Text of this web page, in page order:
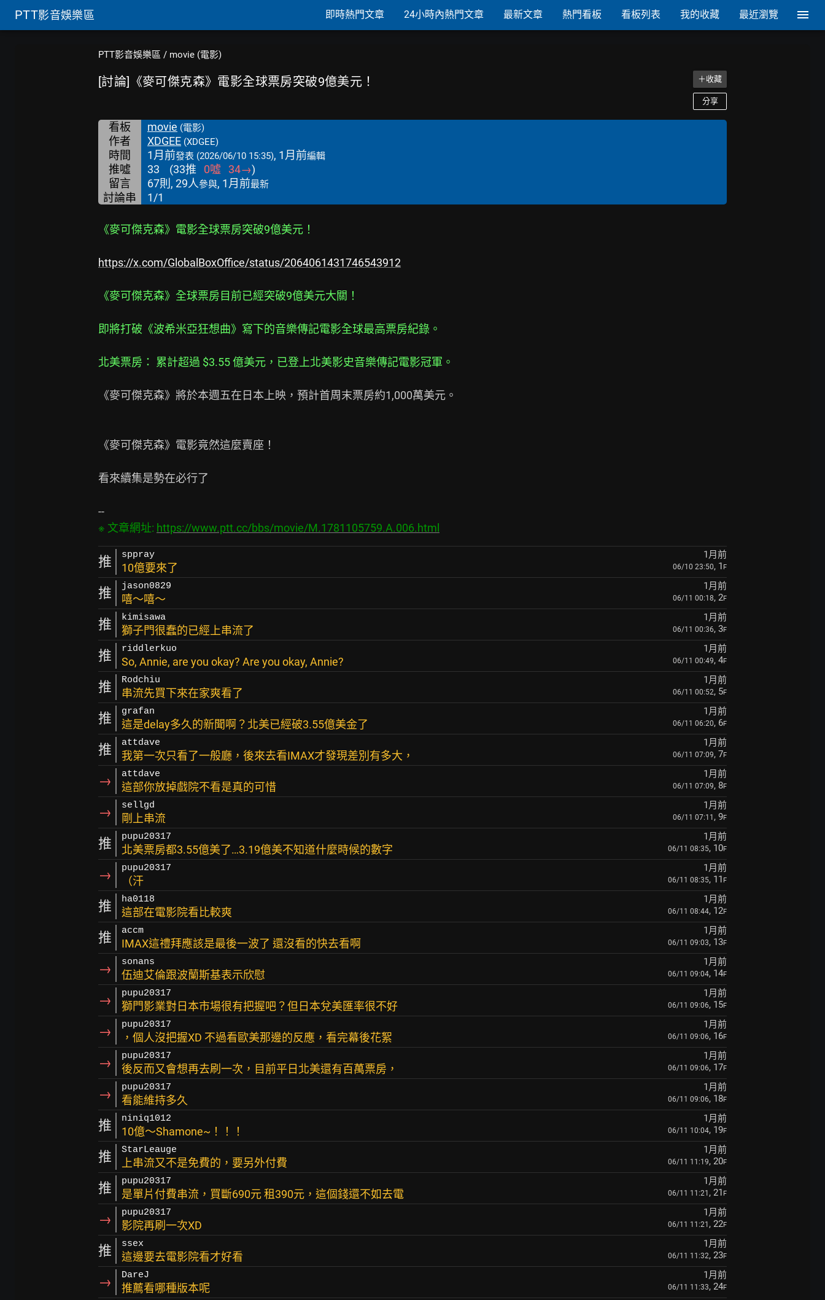
PTT影音娛樂區 即時熱門文章 24小時內熱門文章 最新文章 熱門看板 看板列表 我的收藏 最近瀏覽
PTT影音娛樂區 / movie (電影)
[討論]《麥可傑克森》電影全球票房突破9億美元！ ＋收藏
分享
看板 movie (電影)
作者 XDGEE (XDGEE)
時間 1月前發表 (2026/06/10 15:35), 1月前編輯
推噓 33 (33推 0噓 34→)
留言
67則, 29人參與, 1月前最新
討論串 1/1
《麥可傑克森》電影全球票房突破9億美元！
https://x.com/GlobalBoxOffice/status/2064061431746543912
《麥可傑克森》全球票房目前已經突破9億美元大關！
即將打破《波希米亞狂想曲》寫下的音樂傳記電影全球最高票房紀錄。
北美票房： 累計超過 $3.55 億美元，已登上北美影史音樂傳記電影冠軍。
《麥可傑克森》將於本週五在日本上映，預計首周末票房約1,000萬美元。
《麥可傑克森》電影竟然這麼賣座！
看來續集是勢在必行了
※ 文章網址: https://www.ptt.cc/bbs/movie/M.1781105759.A.006.html
推 sppray 1月前
10億要來了 06/10 23:50, 1 F
推 jason0829 1月前
嘻～嘻～ 06/11 00:18, 2F
推 kimisawa 1月前
獅子門很蠢的已經上串流了 06/11 00:36, 3F
推 riddlerkuo 1月前
So, Annie, are you okay? Are you okay, Annie? 06/11 00:49, 4F
推 Rodchiu 1月前
串流先買下來在家爽看了 06/11 00:52, 5F
推 grafan 1月前
這是delay多久的新聞啊？北美已經破3.55億美金了 06/11 06:20, 6F
推 attdave 1月前
我第一次只看了一般廳，後來去看IMAX才發現差別有多大， 06/11 07:09, 7F
→ attdave 1月前
這部你放掉戲院不看是真的可惜 06/11 07:09, 8F
→ sellgd 1月前
剛上串流 06/11 07:11 , 9F
推 pupu20317 1月前
北美票房都3.55億美了…3.19億美不知道什麼時候的數字 06/11 08:35, 10F
→ pupu20317 1月前
（汗 06/11 08:35, 11 F
推 ha0118 1月前
這部在電影院看比較爽 06/11 08:44, 12F
推 accm 1月前
IMAX這禮拜應該是最後一波了 還沒看的快去看啊 06/11 09:03, 13F
→ sonans 1月前
伍迪艾倫跟波蘭斯基表示欣慰 06/11 09:04, 14F
→ pupu20317 1月前
獅門影業對日本市場很有把握吧？但日本兌美匯率很不好 06/11 09:06, 15F
→ pupu20317 1月前
，個人沒把握XD 不過看歐美那邊的反應，看完幕後花絮 06/11 09:06, 16F
→ pupu20317 1月前
後反而又會想再去刷一次，目前平日北美還有百萬票房， 06/11 09:06, 17F
→ pupu20317 1月前
看能維持多久 06/11 09:06, 18F
推 niniq1012 1月前
10億～Shamone~！！！ 06/11 10:04, 19F
推 StarLeauge 1月前
上串流又不是免費的，要另外付費 06/11 11:19, 20F
推 pupu20317 1月前
是單片付費串流，買斷690元 租390元，這個錢還不如去電 06/11 11:21 , 21 F
→ pupu20317 1月前
影院再刷一次XD 06/11 11:21 , 22F
推 ssex 1月前
這邊要去電影院看才好看 06/11 11:32, 23F
→ DareJ 1月前
推薦看哪種版本呢 06/11 11:33, 24F